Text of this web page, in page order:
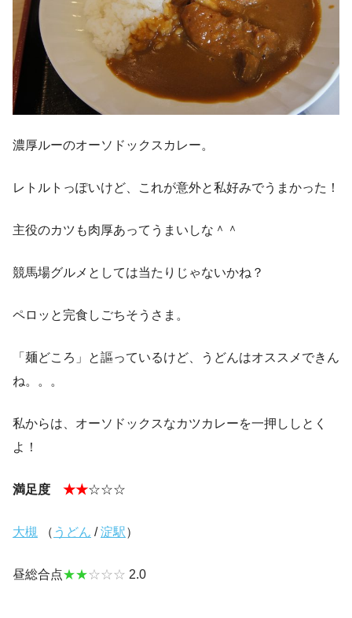
濃厚ルーのオーソドックスカレー。
レトルトっぽいけど、これが意外と私好みでうまかった！
主役のカツも肉厚あってうまいしな＾＾
競馬場グルメとしては当たりじゃないかね？
ペロッと完食しごちそうさま。
「麺どころ」と謳っているけど、うどんはオススメできん
ね。。。
私からは、オーソドックスなカツカレーを一押ししとく
よ！
満足度 ★★☆☆☆
大槻 （ うどん /淀駅）
昼総合点★★☆☆☆ 2.0